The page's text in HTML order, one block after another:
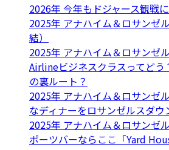
2026年 今年もドジャース観戦
2025年 アナハイム＆ロサンゼ
結）
2025年 アナハイム＆ロサンゼ
Airlineビジネスクラスってどう
の裏ルート？
2025年 アナハイム＆ロサンゼ
なディナーをロサンゼルスダウ
2025年 アナハイム＆ロサンゼ
ポーツバーならここ「Yard